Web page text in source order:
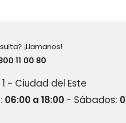
¡Llamanos!
11 00 80
- Ciudad del Este
06:00 a 18:00 - Sábados: